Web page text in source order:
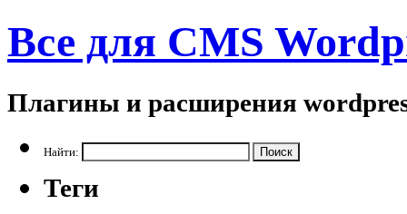
Все для CMS
Плагины и расширения
Найти:
Теги